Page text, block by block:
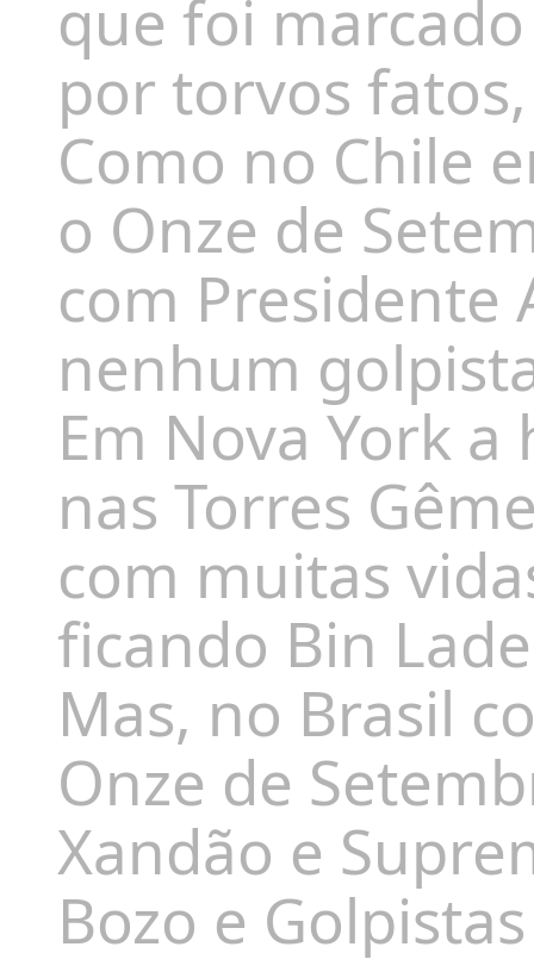
que foi
por torvos
Como no Chile
o Onze de
com Presidente
nenhum
Em Nova York
nas Torres
com muitas
ficando Bin
Mas, no Brasil
Onze de
Xandão e
Bozo e